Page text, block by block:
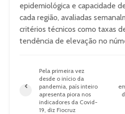
epidemiológica e capacidade
cada região, avaliadas
critérios técnicos como taxas
tendência de elevação no
Pela primeira vez
desde o início da
pandemia, país inteiro
apresenta piora nos
indicadores da Covid-
19, diz Fiocruz